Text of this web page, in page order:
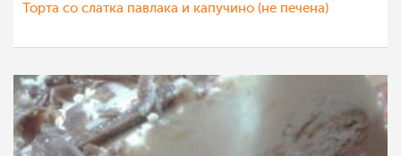
Торта со слатка павлака и капучино (не печена)